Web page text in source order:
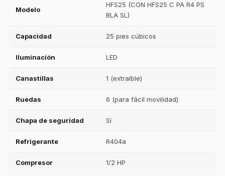
Modelo
HFS25 (CON HFS25 C PA R4 PS
BLA SL)
Capacidad 25 pies cúbicos
Iluminación LED
Canastillas 1 (extraíble)
Ruedas 6 (para fácil movilidad)
Chapa de seguridad Sí
Refrigerante R404a
Compresor 1/2 HP